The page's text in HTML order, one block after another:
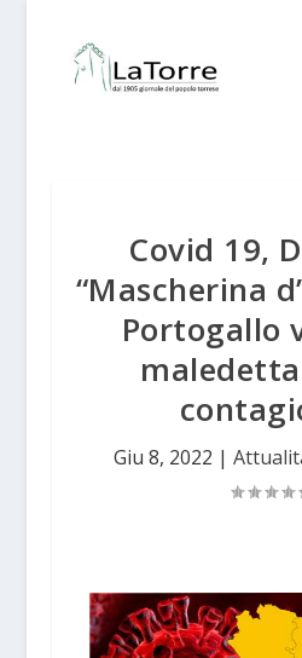
Covid 19,
“Mascherina
Portogallo
Giu 8, 2022 |